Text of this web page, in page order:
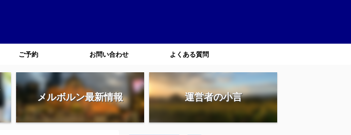
ご予約 お問い合わせ よくある質問
メルボルン最新情報 運営者の小言